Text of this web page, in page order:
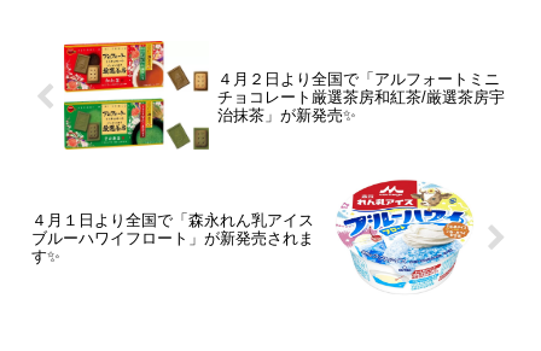
４月２日より全国で「アルフォートミニ
チョコレート厳選茶房和紅茶/厳選茶房宇
治抹茶」が新発売✨
４月１日より全国で「森永れん乳アイス
ブルーハワイフロート」が新発売されま
す✨